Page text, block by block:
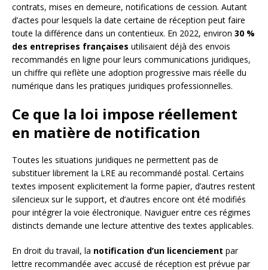
contrats, mises en demeure, notifications de cession. Autant
d’actes pour lesquels la date certaine de réception peut faire
toute la différence dans un contentieux. En 2022, environ 30 %
des entreprises françaises utilisaient déjà des envois
recommandés en ligne pour leurs communications juridiques,
un chiffre qui reflète une adoption progressive mais réelle du
numérique dans les pratiques juridiques professionnelles.
Ce que la loi impose réellement
en matière de notification
Toutes les situations juridiques ne permettent pas de
substituer librement la LRE au recommandé postal. Certains
textes imposent explicitement la forme papier, d’autres restent
silencieux sur le support, et d’autres encore ont été modifiés
pour intégrer la voie électronique. Naviguer entre ces régimes
distincts demande une lecture attentive des textes applicables.
En droit du travail, la notification d’un licenciement par
lettre recommandée avec accusé de réception est prévue par